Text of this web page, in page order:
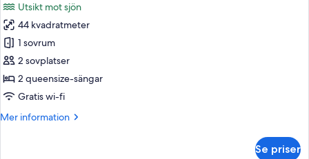
(Obstructed
View)
för
[Chef's
Kitchen
2nd
session]Ocean
Tower
Deluxe
Utsikt mot sjön
44 kvadratmeter
1 sovrum
2 sovplatser
2 queensize-sängar
Gratis wi-fi
Mer information
Mer
Se priser